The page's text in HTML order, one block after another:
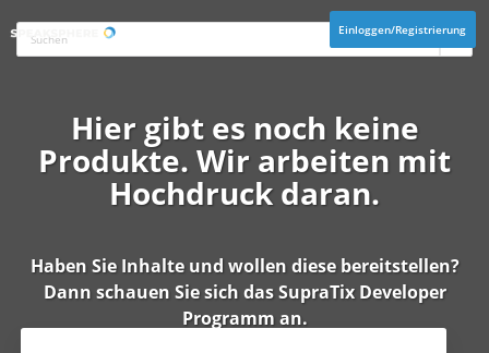
Einloggen/Registrierung
Hier gibt es noch keine
Produkte. Wir arbeiten mit
Hochdruck daran.
Haben Sie Inhalte und wollen diese bereitstellen?
Dann schauen Sie sich dasSupraTix Developer
Programm an.